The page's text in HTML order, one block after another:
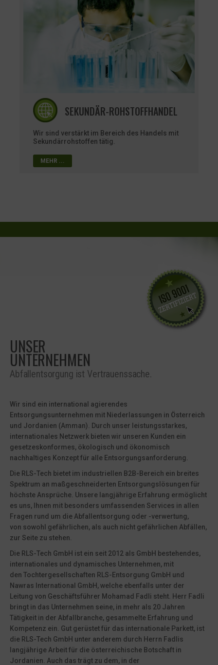
SEKUNDÄR-ROHSTOFFHANDEL
Wir sind verstärkt im Bereich des Handels mit
Sekundärrohstoffen tätig.
MEHR ...
UNSER
UNTERNEHMEN
Abfallentsorgung ist Vertrauenssache.
Wir sind ein international agierendes
Entsorgungsunternehmen mit Niederlassungen in Österreich
und Jordanien (Amman). Durch unser leistungsstarkes,
internationales Netzwerk bieten wir unseren Kunden ein
gesetzeskonformes, ökologisch und ökonomisch
nachhaltiges Konzept für alle Entsorgungsanforderung.
Die RLS-Tech bietet im industriellen B2B-Bereich ein breites
Spektrum an maßgeschneiderten Entsorgungslösungen für
höchste Ansprüche. Unsere langjährige Erfahrung ermöglicht
es uns, Ihnen mit besonders umfassenden Services in allen
Fragen rund um die Abfallentsorgung oder -verwertung,
von sowohl gefährlichen, als auch nicht gefährlichen Abfällen,
zur Seite zu stehen.
Die RLS-Tech GmbH ist ein seit 2012 als GmbH bestehendes,
internationales und dynamisches Unternehmen, mit
den Tochtergesellschaften RLS-Entsorgung GmbH und
Nawras International GmbH, welche ebenfalls unter der
Leitung von Geschäftsführer Mohamad Fadli steht. Herr Fadli
bringt in das Unternehmen seine, in mehr als 20 Jahren
Tätigkeit in der Abfallbranche, gesammelte Erfahrung und
Kompetenz ein. Gut gerüstet für das internationale Parkett, ist
die RLS-Tech GmbH unter anderem durch Herrn Fadlis
langjährige Arbeit für die österreichische Botschaft in
Jordanien. Auch das trägt zu dem, in der